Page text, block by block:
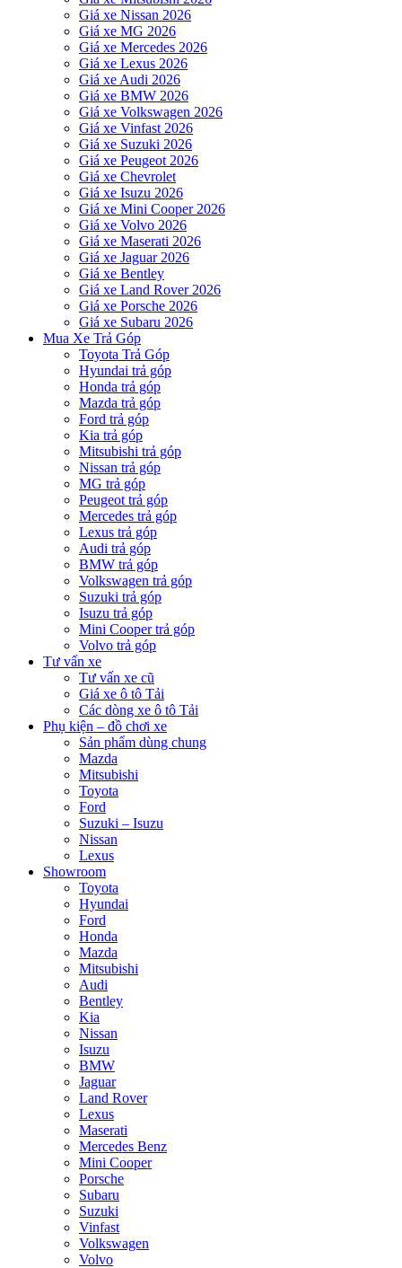
Giá xe Nissan 2026
Giá xe MG 2026
Giá xe Mercedes 2026
Giá xe Lexus 2026
Giá xe Audi 2026
Giá xe BMW 2026
Giá xe Volkswagen 2026
Giá xe Vinfast 2026
Giá xe Suzuki 2026
Giá xe Peugeot 2026
Giá xe Chevrolet
Giá xe Isuzu 2026
Giá xe Mini Cooper 2026
Giá xe Volvo 2026
Giá xe Maserati 2026
Giá xe Jaguar 2026
Giá xe Bentley
Giá xe Land Rover 2026
Giá xe Porsche 2026
Giá xe Subaru 2026
Mua Xe Trả Góp
Toyota Trả Góp
Hyundai trả góp
Honda trả góp
Mazda trả góp
Ford trả góp
Kia trả góp
Mitsubishi trả góp
Nissan trả góp
MG trả góp
Peugeot trả góp
Mercedes trả góp
Lexus trả góp
Audi trả góp
BMW trả góp
Volkswagen trả góp
Suzuki trả góp
Isuzu trả góp
Mini Cooper trả góp
Volvo trả góp
Tư vấn xe
Tư vấn xe cũ
Giá xe ô tô Tải
Các dòng xe ô tô Tải
Phụ kiện – đồ chơi xe
Sản phẩm dùng chung
Mazda
Mitsubishi
Toyota
Ford
Suzuki – Isuzu
Nissan
Lexus
Showroom
Toyota
Hyundai
Ford
Honda
Mazda
Mitsubishi
Audi
Bentley
Kia
Nissan
Isuzu
BMW
Jaguar
Land Rover
Lexus
Maserati
Mercedes Benz
Mini Cooper
Porsche
Subaru
Suzuki
Vinfast
Volkswagen
Volvo